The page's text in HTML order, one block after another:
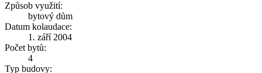
Způsob využití:
bytový dům
Datum kolaudace:
1. září 2004
Počet bytů:
4
Typ budovy: